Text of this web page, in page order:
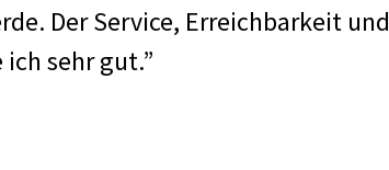
Der Service, Erreichbarkeit und
sehr gut.”